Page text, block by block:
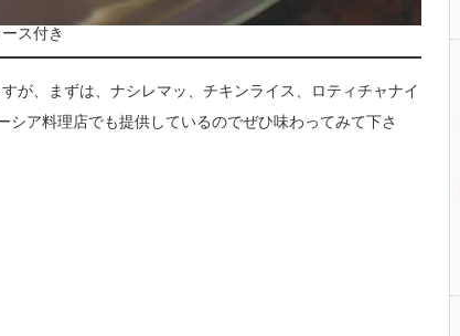
ス付き
が、まずは、ナシレマッ、チキンライス、ロティチャナイ
ア料理店でも提供しているのでぜひ味わってみて下さ